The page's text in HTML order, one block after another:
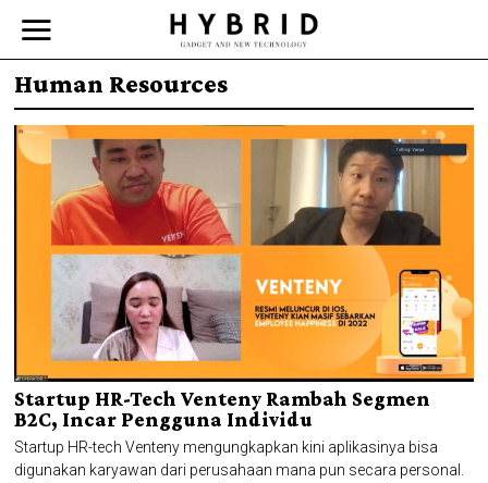
Human Resources
Startup HR-Tech Venteny Rambah Segmen
B2C, Incar Pengguna Individu
Startup HR-tech Venteny mengungkapkan kini aplikasinya bisa
digunakan karyawan dari perusahaan mana pun secara personal.